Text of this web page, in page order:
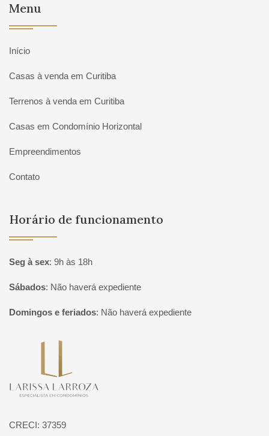
Menu
Início
Casas à venda em Curitiba
Terrenos à venda em Curitiba
Casas em Condomínio Horizontal
Empreendimentos
Contato
Horário de funcionamento
Seg à sex: 9h às 18h
Sábados: Não haverá expediente
Domingos e feriados: Não haverá expediente
CRECI: 37359